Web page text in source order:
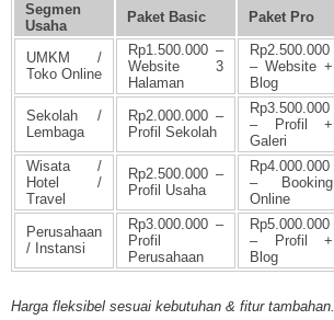
Segmen
Usaha
Paket Basic Paket Pro
UMKM /
Toko Online
Rp1.500.000 –
Website 3
Halaman
Rp2.500.000
– Website +
Blog
Sekolah /
Lembaga
Rp2.000.000 –
Profil Sekolah
Rp3.500.000
– Profil +
Galeri
Wisata /
Hotel /
Travel
Rp2.500.000 –
Profil Usaha
Rp4.000.000
– Booking
Online
Perusahaan
/ Instansi
Rp3.000.000 –
Profil
Perusahaan
Rp5.000.000
– Profil +
Blog
Harga fleksibel sesuai kebutuhan & fitur tambahan.